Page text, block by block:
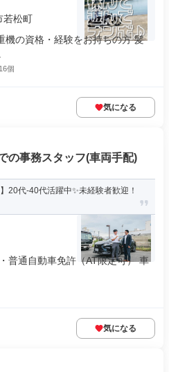
若松町
機の資格・経験をお持ちの方 髪
個
気になる
の事務スタッフ(車両手配)
20代-40代活躍中✨未経験者歓迎！
普通自動車免許（AT限定可） 車
気になる